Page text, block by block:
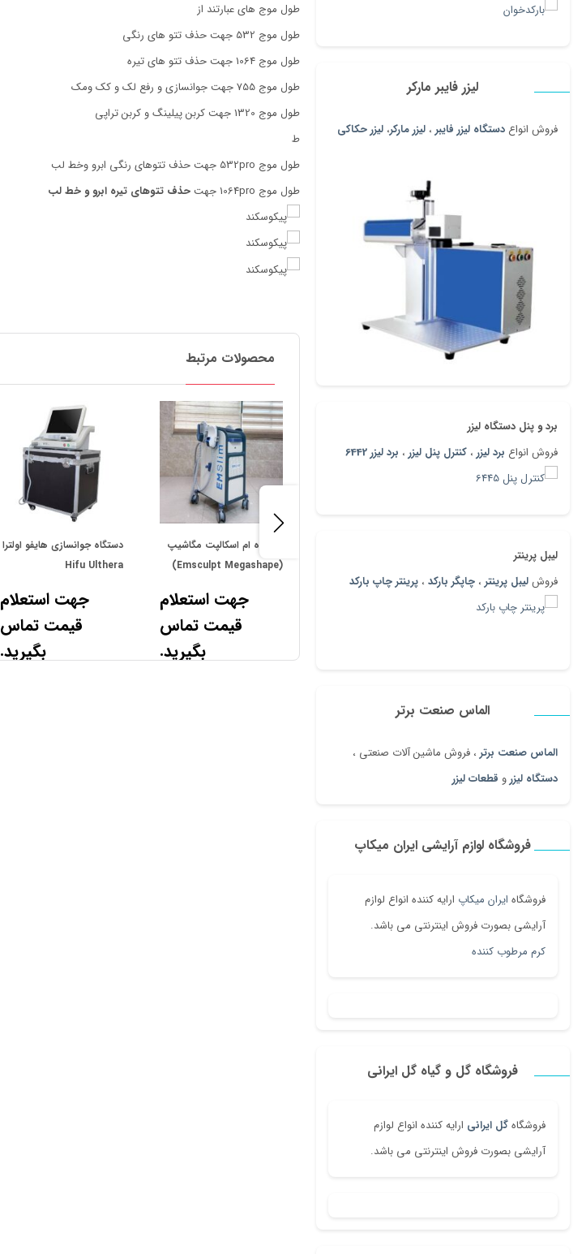
لیزر فایبر مارکر
فروش انواع دستگاه لیزر فایبر، لیزر مارکر، لیزر حکاکی
برد و پنل دستگاه لیزر
فروش انواع برد لیزر ، کنترل پنل لیزر ، برد لیزر 6442
لیبل پرینتر
فروشلیبل پرینتر ، چاپگر بارکد ، پرینتر چاپ بارکد
الماس صنعت برتر
الماس صنعت برتر ، فروش ماشین آلات صنعتی ،
دستگاه لیزرو قطعات لیزر
فروشگاه لوازم آرایشی ایران میکاپ
فروشگاه ایران میکاپ ارایه کننده انواع لوازم
آرایشی بصورت فروش اینترنتی می باشد.
کرم مرطوب کننده
فروشگاه گل و گیاه گل ایرانی
فروشگاهگل ایرانی ارایه کننده انواع لوازم
آرایشی بصورت فروش اینترنتی می باشد.
طول موج های عبارتند از
طول موج 532 جهت حذف تتو های رنگی
طول موج 1064 جهت حذف تتو های تیره
طول موج 755 جهت جوانسازی و رفع لک و کک ومک
طول موج 1320 جهت کربن پیلینگ و کربن تراپی
ط
طول موج 532pro جهت حذف تتوهای رنگی ابرو وخط لب
طول موج 1064pro جهت
حذف تتوهای تیره ابرو و خط لب
محصولات مرتبط
دستگاه ام اسکالپت مگاشیپ
(Emsculpt Megashape)
جهت استعلام
قیمت تماس
بگیرید.
دستگاه جوانسازی هایفو اولترا
Hifu Ulthera
جهت استعلام
قیمت تماس
بگیرید.